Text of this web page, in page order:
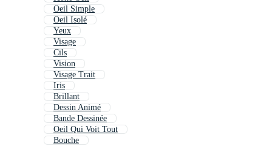
Oeil Simple
Oeil Isolé
Yeux
Visage
Cils
Vision
Visage Trait
Iris
Brillant
Dessin Animé
Bande Dessinée
Oeil Qui Voit Tout
Bouche